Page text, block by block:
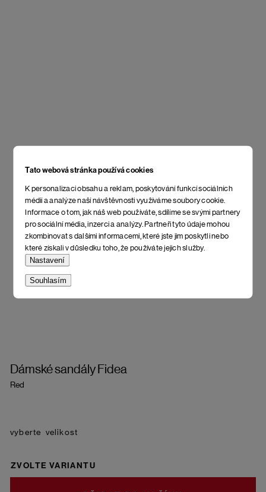
Tato webová stránka používá cookies
K personalizaci obsahu a reklam, poskytování funkcí sociálních
médií a analýze naší návštěvnosti využíváme soubory cookie.
Informace o tom, jak náš web používáte, sdílíme se svými partnery
pro sociální média, inzerci a analýzy. Partneři tyto údaje mohou
zkombinovat s dalšími informacemi, které jste jim poskytli nebo
které získali v důsledku toho, že používáte jejich služby.
Nastavení
Souhlasím
Dámské sandály Fidea
Red
velikost
ZVOLTE VARIANTU